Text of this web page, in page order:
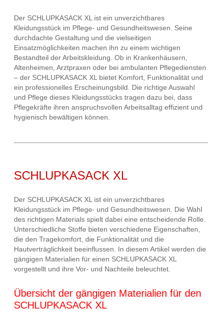
Der SCHLUPKASACK XL ist ein unverzichtbares
Kleidungsstück im Pflege- und Gesundheitswesen. Seine
durchdachte Gestaltung und die vielseitigen
Einsatzmöglichkeiten machen ihn zu einem wichtigen
Bestandteil der Arbeitskleidung. Ob in Krankenhäusern,
Altenheimen, Arztpraxen oder bei ambulanten Pflegediensten
– der SCHLUPKASACK XL bietet Komfort, Funktionalität und
ein professionelles Erscheinungsbild. Die richtige Auswahl
und Pflege dieses Kleidungsstücks tragen dazu bei, dass
Pflegekräfte ihren anspruchsvollen Arbeitsalltag effizient und
hygienisch bewältigen können.
SCHLUPKASACK XL
Der SCHLUPKASACK XL ist ein unverzichtbares
Kleidungsstück im Pflege- und Gesundheitswesen. Die Wahl
des richtigen Materials spielt dabei eine entscheidende Rolle.
Unterschiedliche Stoffe bieten verschiedene Eigenschaften,
die den Tragekomfort, die Funktionalität und die
Hautverträglichkeit beeinflussen. In diesem Artikel werden die
gängigen Materialien für einen SCHLUPKASACK XL
vorgestellt und ihre Vor- und Nachteile beleuchtet.
Übersicht der gängigen Materialien für den
SCHLUPKASACK XL